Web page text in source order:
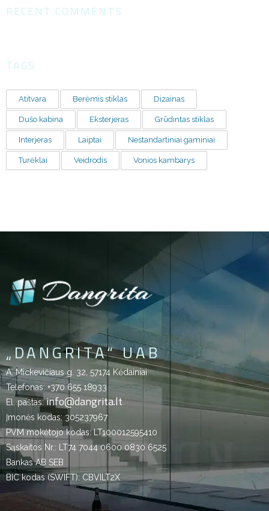
RECENT COMMENTS
TAGS
Atitvara Berėmis stiklas Dizainas
Dušo kabina Eksterjeras Grūdintas stiklas
Interjeras Laiptai Nestandartiniai gaminiai
Turėklai Veidrodis Vonios kambarys
„DANGRITA“ UAB
A. Mickevičiaus g. 32, 57174 Kėdainiai
Telefonas: +370 655 18933
El. paštas:info@dangrita.lt
Įmonės kodas: 305237967
PVM mokėtojo kodas: LT100012595410
Sąskaitos Nr.: LT74 7044 0600 0830 6525
Bankas AB SEB
BIC kodas (SWIFT): CBVILT2X